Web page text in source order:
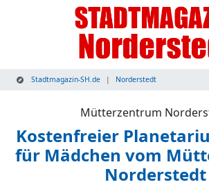
Stadtmagazin-SH.de Norderstedt
Mütterzentrum
Kostenfreier
für Mädchen vom
Norderstedt